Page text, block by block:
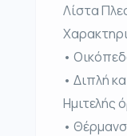
Λίστα
•
• Διπλή
Ημιτελής
•